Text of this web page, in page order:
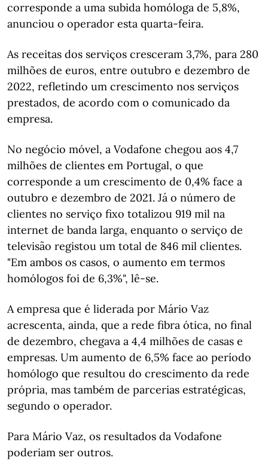
corresponde a uma subida homóloga de 5,8%,
anunciou o operador esta quarta-feira.
As receitas dos serviços cresceram 3,7%, para 280
milhões de euros, entre outubro e dezembro de
2022, refletindo um crescimento nos serviços
prestados, de acordo com o comunicado da
empresa.
No negócio móvel, a Vodafone chegou aos 4,7
milhões de clientes em Portugal, o que
corresponde a um crescimento de 0,4% face a
outubro e dezembro de 2021. Já o número de
clientes no serviço fixo totalizou 919 mil na
internet de banda larga, enquanto o serviço de
televisão registou um total de 846 mil clientes.
"Em ambos os casos, o aumento em termos
homólogos foi de 6,3%", lê-se.
A empresa que é liderada por Mário Vaz
acrescenta, ainda, que a rede fibra ótica, no final
de dezembro, chegava a 4,4 milhões de casas e
empresas. Um aumento de 6,5% face ao período
homólogo que resultou do crescimento da rede
própria, mas também de parcerias estratégicas,
segundo o operador.
Para Mário Vaz, os resultados da Vodafone
poderiam ser outros.